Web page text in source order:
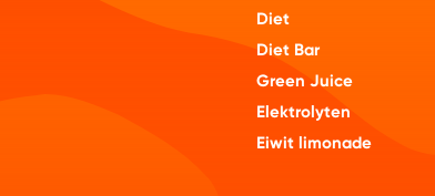
Diet
Diet Bar
Green Juice
Elektrolyten
Eiwit limonade